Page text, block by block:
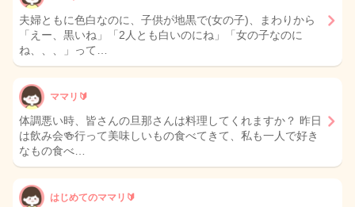
夫婦ともに色白なのに、子供が地黒で(女の子)、まわりから
「えー、黒いね」「2人とも白いのにね」「女の子なのに
ね、、、」って…
ママリ🔰
体調悪い時、皆さんの旦那さんは料理してくれますか？ 昨日
は飲み会🍻行って美味しいもの食べてきて、私も一人で好き
なもの食べ…
はじめてのママリ🔰